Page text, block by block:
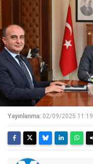
Yayınlanma: 02/09/2025 11:19